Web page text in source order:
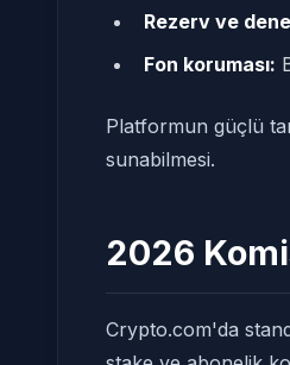
Rezerv ve
Fon koruması:
Platformun güçlü
sunabilmesi.
2026
Crypto.com'da